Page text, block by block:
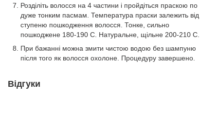
Розділіть волосся на 4 частини і пройдіться праскою по
дуже тонким пасмам. Температура праски залежить від
ступеню пошкодження волосся. Тонке, сильно
пошкоджене 180-190 С. Натуральне, щільне 200-210 С.
При бажанні можна змити чистою водою без шампуню
після того як волосся охолоне. Процедуру завершено.
Відгуки